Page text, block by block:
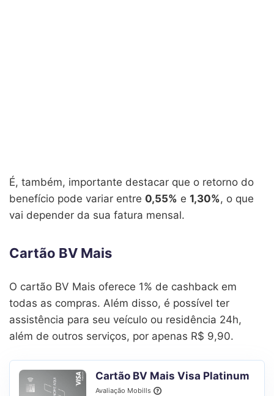
É, também, importante destacar que o retorno do
benefício pode variar entre 0,55% e 1,30%, o que
vai depender da sua fatura mensal.
Cartão BV Mais
O cartão BV Mais oferece 1% de cashback em
todas as compras. Além disso, é possível ter
assistência para seu veículo ou residência 24h,
além de outros serviços, por apenas R$ 9,90.
Cartão BV Mais Visa Platinum
Avaliação Mobills